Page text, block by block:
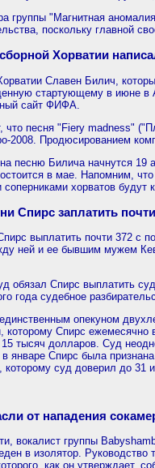
группы "Магнитная
поскольку главной
Хорватии
Славен Билич,
стартующему в июне в
сайт ФИФА.
что песня "Fiery madness"
2008. Продюсированием
песню Билича начнутся
в мае. Напомним,
соперниками хорватов
Спирс заплатить
выплатить почти 372 с
ней и ее бывшим мужем
обязал Спирс выплатить
года судебное
опекуном
которому Спирс
тысяч долларов. Суд
в январе Спирс была
суд доверил до
от нападения
вокалист группы
в изолятор.
как он утверждает,